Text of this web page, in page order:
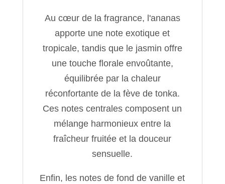
Au cœur de la fragrance, l'ananas
apporte une note exotique et
tropicale, tandis que le jasmin offre
une touche florale envoûtante,
équilibrée par la chaleur
réconfortante de la fève de tonka.
Ces notes centrales composent un
mélange harmonieux entre la
fraîcheur fruitée et la douceur
sensuelle.
Enfin, les notes de fond de vanille et